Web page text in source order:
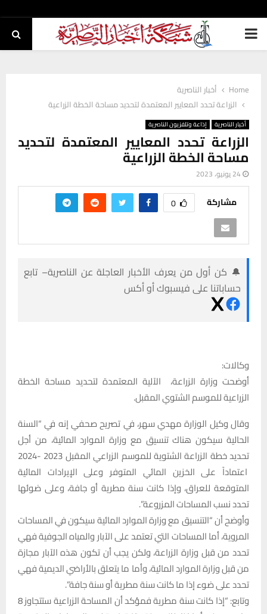
PRIMARY
Home
أخبار الناصرية
الزراعة تحدد المعايير المعتمدة لتحديد مساحة الخطة الزراعية
أخبار الناصرية إذاعة وتلفزيون الناصرية
الزراعة تحدد المعايير المعتمدة لتحديد
مساحة الخطة الزراعية
24 يونيو، 2023
مشاركة 0
🔔 كن أول من يعرف الأخبار العاجلة عن الناصرية– تابع
حساباتنا على فيسبوك أو أكس
وكالات:
أوضحت وزارة الزراعة، الآلية المعتمدة لتحديد مساحة الخطة
الزراعية للموسم الشتوي المقبل.
وقال وكيل الوزارة مهدي سهر، في تصريح صحفي إنه في “السنة
الحالية سيكون هناك تنسيق مع وزارة الموارد المائية، من أجل
تحديد خطة الزراعة الشتوية للموسم الزراعي المقبل 2023 -2024
اعتماداً على الخزين المائي المتوفر وعلى الإيرادات المائية
المتوقعة للعراق، وإذا كانت سنة مطرية أو جافة، وعلى ضوئها
تحدد نسب المساحات المزروعة”.
وأوضح أن “التنسيق مع وزارة الموارد المائية سيكون في المساحات
المروية، أما المساحات التي تعتمد على الآبار والمياه الجوفية فهي
تحدد من قبل وزارة الزراعة، ولكن يجب أن تكون هذه الآبار مجازة
من قبل وزارة الموارد المائية، وأما ما يتعلق بالأراضي الديمية فهي
تحدد على ضوء إذا ما كانت سنة مطرية أو سنة جافة”.
وتابع: “إذا كانت سنة مطرية فمؤكد أن المساحة الزراعية ستتجاوز 8